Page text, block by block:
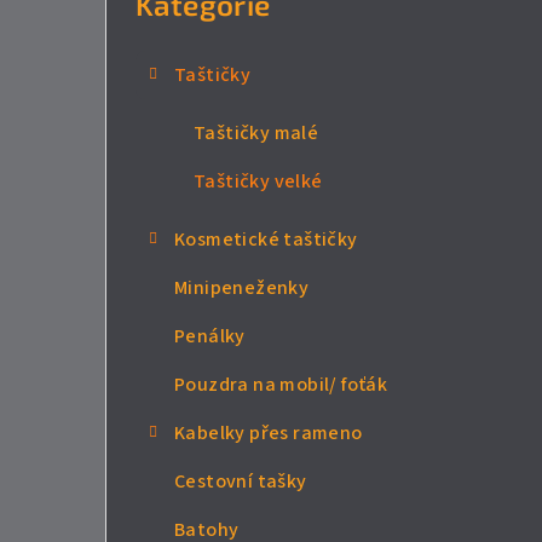
Taštičky
Taštičky malé
Taštičky velké
Kosmetické taštičky
Minipeneženky
Penálky
Pouzdra na mobil/ foťák
Kabelky přes rameno
Cestovní tašky
Batohy